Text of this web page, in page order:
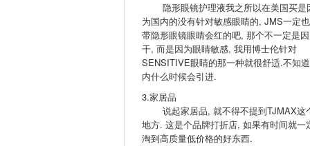
隐形眼镜护理液我之所以在美国买是
为国内的没有针对敏感眼睛的, JMS一定
带隐形眼镜眼睛会红的吧, 那个不一定是
干, 而是因为眼睛敏感, 我用博士伦针对
SENSITIVE眼睛的那一种就很舒适.不知
内什么时候会引进.
3.家居品
说起家居品, 就不得不提到TJMAX这
地方. 这是个品牌打折店, 如果有时间就一
淘到高质量低价格的好东西.